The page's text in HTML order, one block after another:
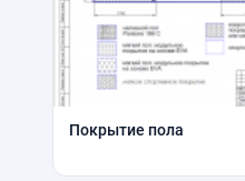
Покрытие пола